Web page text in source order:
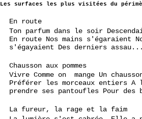
Les surfaces les plus visitées du
En route
Ton parfum dans le soir
En route Nos mains s'égaraient
s'égayaient Des derniers assau...
Chausson aux pommes
Vivre Comme on mange Un
Préférer les morceaux entiers A
prendre ses pantoufles Pour
La fureur, la rage et la faim